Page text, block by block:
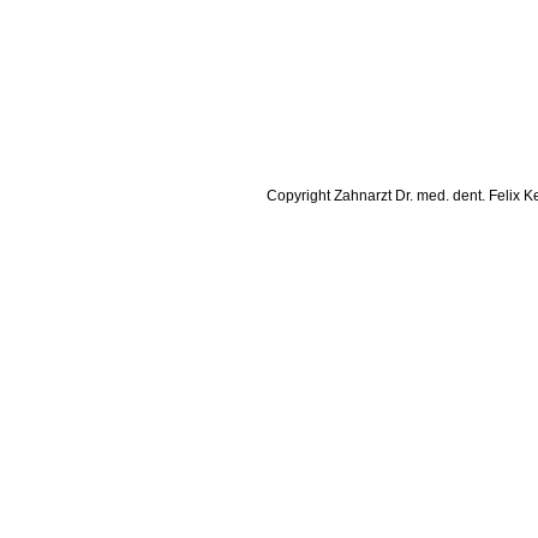
Copyright Zahnarzt Dr. med. dent. Felix